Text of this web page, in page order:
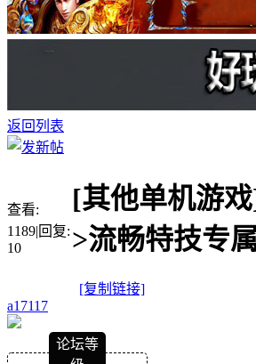
返回列表
查看:
1189|回复:
10
[其他单机游
>流畅特技
[复制链接]
a17117
论坛等